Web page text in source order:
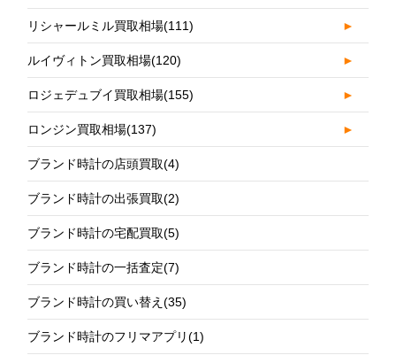
リシャールミル買取相場(111) ►
ルイヴィトン買取相場(120) ►
ロジェデュブイ買取相場(155) ►
ロンジン買取相場(137) ►
ブランド時計の店頭買取(4)
ブランド時計の出張買取(2)
ブランド時計の宅配買取(5)
ブランド時計の一括査定(7)
ブランド時計の買い替え(35)
ブランド時計のフリマアプリ(1)